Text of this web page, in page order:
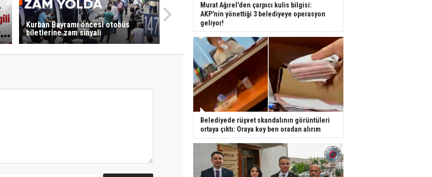
Kurban Bayramı öncesi otobüs
biletlerine zam sinyali
Murat Ağırel'den çarpıcı kulis bilgisi:
AKP'nin yönettiği 3 belediyeye operasyon
geliyor!
Belediyede rüşvet skandalının görüntüleri
ortaya çıktı: Oraya koy ben oradan alırım